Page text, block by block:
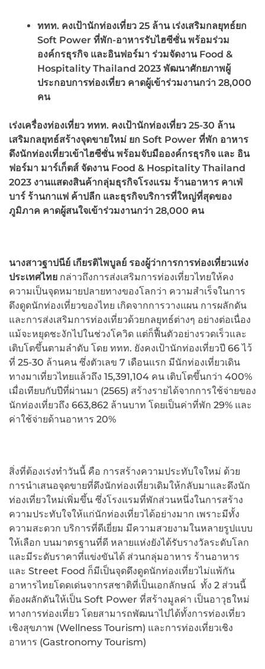
ททท. คงเป้านักท่องเที่ยว 25 ล้าน เร่งเสริมกลยุทธ์ยก
Soft Power ที่พัก-อาหารรับไฮซีซั่น พร้อมร่วม
องค์กรธุรกิจ และอินฟอร์มา ร่วมจัดงาน Food &
Hospitality Thailand 2023 พัฒนาศักยภาพผู้
ประกอบการท่องเที่ยว คาดผู้เข้าร่วมงานกว่า 28,000
คน
เร่งเครื่องท่องเที่ยว ททท. คงเป้านักท่องเที่ยว 25-30 ล้าน
เสริมกลยุทธ์สร้างจุดขายใหม่ ยก Soft Power ที่พัก อาหาร
ดึงนักท่องเที่ยวเข้าไฮซีซั่น พร้อมจับมือองค์กรธุรกิจ และ อิน
ฟอร์มา มาร์เก็ตส์ จัดงาน Food & Hospitality Thailand
2023 งานแสดงสินค้ากลุ่มธุรกิจโรงแรม ร้านอาหาร คาเฟ่
บาร์ ร้านกาแฟ ค้าปลีก และธุรกิจบริการที่ใหญ่ที่สุดของ
ภูมิภาค คาดผู้สนใจเข้าร่วมงานกว่า 28,000 คน
นางสาวฐาปนีย์ เกียรติไพบูลย์ รองผู้ว่าการการท่องเที่ยวแห่ง
ประเทศไทย กล่าวถึงการส่งเสริมการท่องเที่ยวไทยให้คง
ความเป็นจุดหมายปลายทางของโลกว่า ความสำเร็จในการ
ดึงดูดนักท่องเที่ยวของไทย เกิดจากการวางแผน การผลักดัน
และการส่งเสริมการท่องเที่ยวด้วยกลยุทธ์ต่างๆ อย่างต่อเนื่อง
แม้จะหยุดชะงักไปในช่วงโควิด แต่ก็ฟื้นตัวอย่างรวดเร็วและ
เติบโตขึ้นตามลำดับ โดย ททท. ยังคงเป้านักท่องเที่ยวปี 66 ไว้
ที่ 25-30 ล้านคน ซึ่งตัวเลข 7 เดือนแรก มีนักท่องเที่ยวเดิน
ทางมาเที่ยวไทยแล้วถึง 15,391,104 คน เติบโตขึ้นกว่า 400%
เมื่อเทียบกับปีที่ผ่านมา (2565) สร้างรายได้จากการใช้จ่ายของ
นักท่องเที่ยวถึง 663,862 ล้านบาท โดยเป็นค่าที่พัก 29% และ
ค่าใช้จ่ายด้านอาหาร 20%
สิ่งที่ต้องเร่งทำวันนี้ คือ การสร้างความประทับใจใหม่ ด้วย
การนำเสนอจุดขายที่ดึงนักท่องเที่ยวเดิมให้กลับมาและดึงนัก
ท่องเที่ยวใหม่เพิ่มขึ้น ซึ่งโรงแรมที่พักส่วนหนึ่งในการสร้าง
ความประทับใจให้แก่นักท่องเที่ยวได้อย่างมาก เพราะมีทั้ง
ความสะดวก บริการที่ดีเยี่ยม มีความสวยงามในหลายรูปแบบ
ให้เลือก บนมาตรฐานที่ดี หลายแห่งยังได้รับรางวัลระดับโลก
และมีระดับราคาที่แข่งขันได้ ส่วนกลุ่มอาหาร ร้านอาหาร
และ Street Food ก็มีเป็นจุดดึงดูดนักท่องเที่ยวไม่แพ้กัน
อาหารไทยโดดเด่นจากรสชาติที่เป็นเอกลักษณ์ ทั้ง 2 ส่วนนี้
ต้องผลักดันให้เป็น Soft Power ที่สร้างมูลค่า เป็นอาวุธใหม่
ทางการท่องเที่ยว โดยสามารถพัฒนาไปได้ทั้งการท่องเที่ยว
เชิงสุขภาพ (Wellness Tourism) และการท่องเที่ยวเชิง
อาหาร (Gastronomy Tourism)